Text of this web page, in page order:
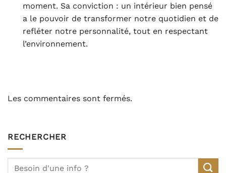
moment. Sa conviction : un intérieur bien pensé
a le pouvoir de transformer notre quotidien et de
refléter notre personnalité, tout en respectant
l’environnement.
Les commentaires sont fermés.
RECHERCHER